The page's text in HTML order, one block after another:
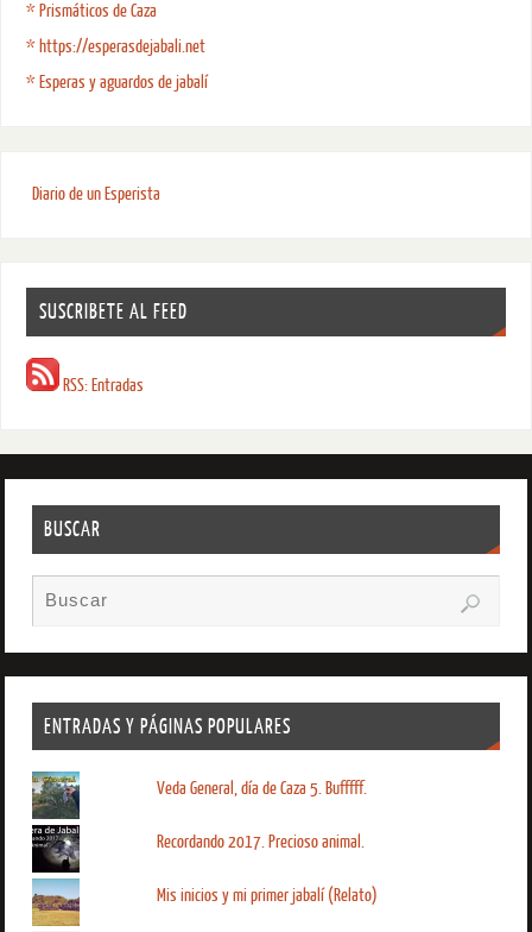
* Prismáticos de Caza
* https://esperasdejabali.net
* Esperas y aguardos de jabalí
Diario de un Esperista
SUSCRIBETE AL FEED
RSS: Entradas
BUSCAR
ENTRADAS Y PÁGINAS POPULARES
Veda General, día de Caza 5. Bufffff.
Recordando 2017. Precioso animal.
Mis inicios y mi primer jabalí (Relato)